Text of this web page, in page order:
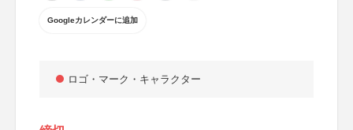
Googleカレンダーに追加
ロゴ・マーク・キャラクター